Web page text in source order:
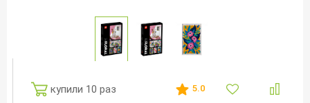
купили 10 раз 5.0